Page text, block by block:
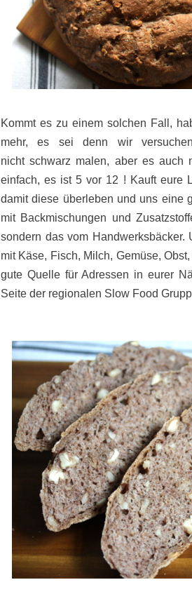
Kommt es zu einem solchen Fall,
mehr, es sei denn wir
nicht schwarz malen, aber es auch
einfach, es ist 5 vor 12 ! Kauft eure
damit diese überleben und uns eine
mit Backmischungen und
sondern das vom
mit Käse, Fisch, Milch, Gemüse,
gute Quelle für Adressen in eurer
Seite der regionalen Slow Food